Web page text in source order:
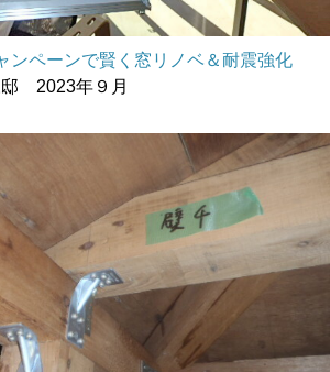
ンペーンで賢く窓リノベ＆耐震強化
2023年９月